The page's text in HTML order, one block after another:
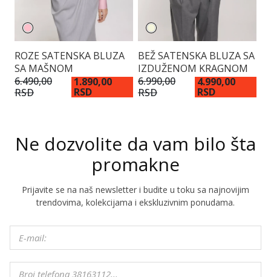
ROZE SATENSKA BLUZA
SA MAŠNOM
6.490,00
RSD
1.890,00
RSD
BEŽ SATENSKA BLUZA SA
IZDUŽENOM KRAGNOM
6.990,00
RSD
4.990,00
RSD
Ne dozvolite da vam bilo šta
promakne
Prijavite se na naš newsletter i budite u toku sa najnovijim
trendovima, kolekcijama i ekskluzivnim ponudama.